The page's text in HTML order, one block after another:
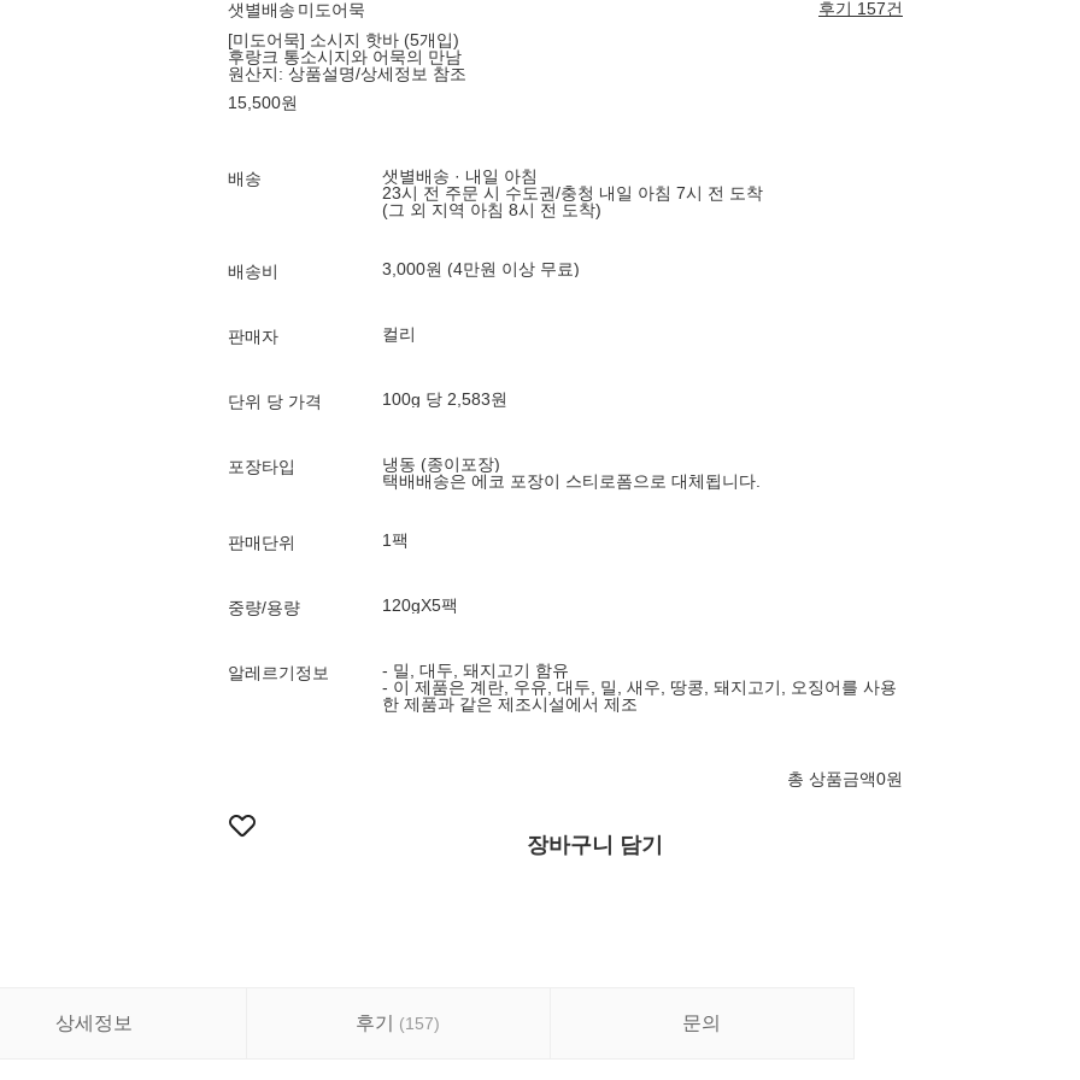
샛별배송 미도어묵
후기 157건
[미도어묵] 소시지 핫바 (5개입)
후랑크 통소시지와 어묵의 만남
원산지: 상품설명/상세정보 참조
15,500원
배송
샛별배송 · 내일 아침
23시 전 주문 시 수도권/충청 내일 아침 7시 전 도착
(그 외 지역 아침 8시 전 도착)
배송비 3,000원 (4만원 이상 무료)
판매자 컬리
단위 당 가격 100g 당 2,583원
포장타입
냉동 (종이포장)
택배배송은 에코 포장이 스티로폼으로 대체됩니다.
판매단위 1팩
중량/용량 120gX5팩
알레르기정보
- 밀, 대두, 돼지고기 함유
- 이 제품은 계란, 우유, 대두, 밀, 새우, 땅콩, 돼지고기, 오징어를 사용
한 제품과 같은 제조시설에서 제조
총 상품금액0원
장바구니 담기
상세정보 후기 (157) 문의